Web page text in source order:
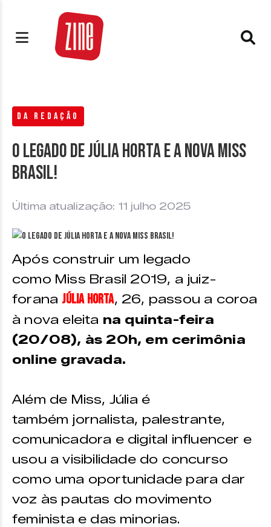
DA REDAÇÃO
O legado de Júlia Horta e a nova Miss
Brasil!
Última atualização: 11 julho 2025
Após construir um legado
como Miss Brasil 2019, a juiz-
forana Júlia Horta, 26, passou a coroa
à nova eleita na quinta-feira
(20/08), às 20h, em cerimônia
online gravada.
Além de Miss, Júlia é
também jornalista, palestrante,
comunicadora e digital influencer e
usou a visibilidade do concurso
como uma oportunidade para dar
voz às pautas do movimento
feminista e das minorias.